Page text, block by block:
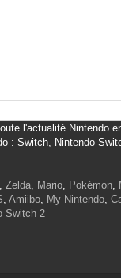
l'actualité Nintendo
: Switch, Nintendo
, Zelda, Mario, Pokémon,
, Amiibo, My Nintendo,
Switch 2